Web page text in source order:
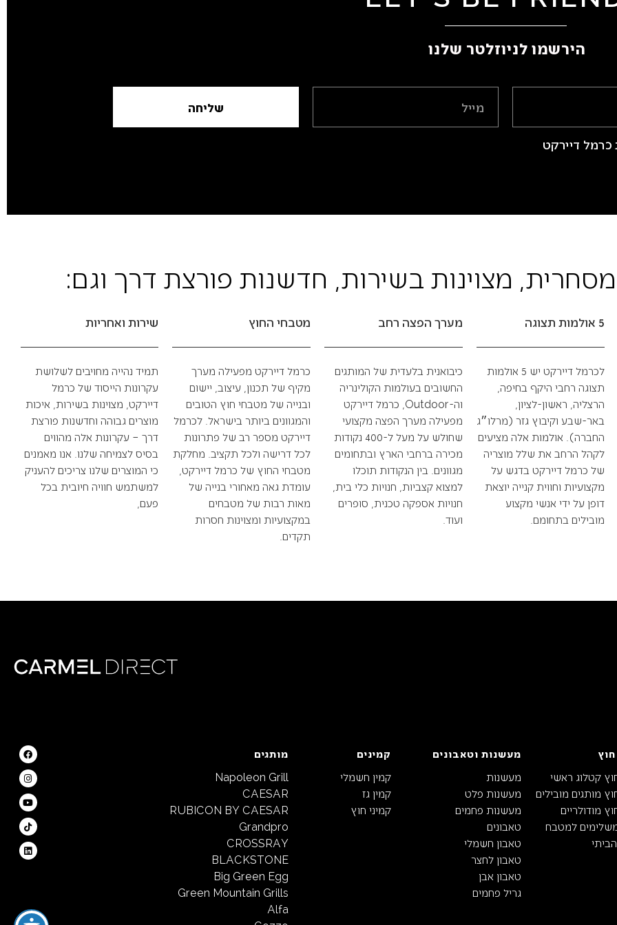
הירשמו לניוזלטר שלנו ​
דיירקט
שליחה
מצוינות בשירות, חדשנות פורצת דרך וגם:
5 אולמות תצוגה
לכרמל דיירקט יש 5 אולמות
תצוגה רחבי היקף בחיפה,
הרצליה, ראשון-לציון,
באר-שבע וקיבוץ גזר (מרלו״ג
החברה). אולמות אלה מציעים
לקהל הרחב את שלל מוצריה
של כרמל דיירקט בדגש על
מקצועיות וחווית קנייה יוצאת
דופן על ידי אנשי מקצוע
מובילים בתחומם.
מערך הפצה רחב
כיבואנית בלעדית של המותגים
החשובים בעולמות הקולינריה
וה-Outdoor, כרמל דיירקט
מפעילה מערך הפצה מקצועי
שחולש על מעל ל-400 נקודות
מכירה ברחבי הארץ ובתחומים
מגוונים. בין הנקודות תוכלו
למצוא קצביות, חנויות כלי בית,
חנויות אספקה טכנית, סופרים
ועוד.
מטבחי החוץ
כרמל דיירקט מפעילה מערך
מקיף של תכנון, עיצוב, יישום
ובנייה של מטבחי חוץ הטובים
והמגוונים ביותר בישראל. לכרמל
דיירקט מספר רב של פתרונות
לכל דרישה ולכל תקציב. מחלקת
מטבחי החוץ של כרמל דיירקט,
עומדת גאה מאחורי בנייה של
מאות רבות של מטבחים
במקצועיות ומצוינות חסרות
תקדים.
שירות ואחריות
תמיד נהייה מחויבים לשלושת
עקרונות הייסוד של כרמל
דיירקט, מצוינות בשירות, איכות
מוצרים גבוהה וחדשנות פורצת
דרך – עקרונות אלה מהווים
בסיס לצמיחה שלנו. אנו מאמנים
כי המוצרים שלנו צריכים להעניק
למשתמש חוויה חיובית בכל
פעם,
קטלוג ראשי
מותגים מובילים
מודולריים
למטבח
מעשנות וטאבונים
מעשנות
מעשנות פלט
מעשנות פחמים
טאבונים
טאבון חשמלי
טאבון לחצר
טאבון אבן
גריל פחמים
קמינים
קמין חשמלי
קמין גז
קמיני חוץ
מותגים
Napoleon Grill
CAESAR
RUBICON BY CAESAR
Grandpro
CROSSRAY
BLACKSTONE
Big Green Egg
Green Mountain Grills
Alfa